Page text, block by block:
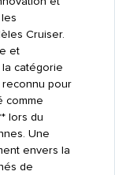
Cruiser.
et
catégorie
reconnu pour
comme
lors du
Une
envers la
de